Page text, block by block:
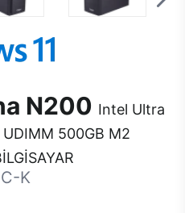
N200 Intel Ultra
500GB M2
K